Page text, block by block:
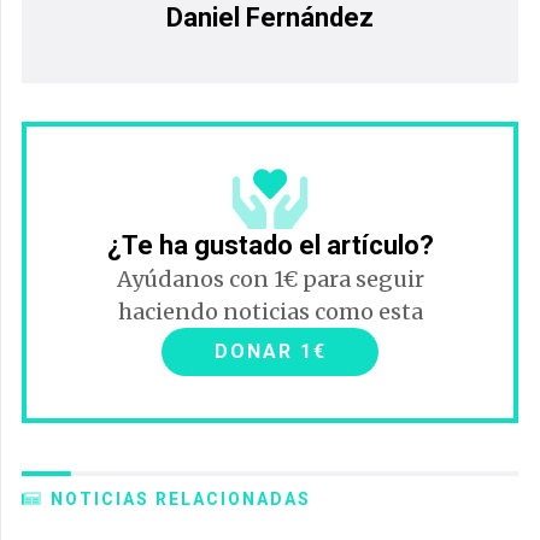
Daniel Fernández
¿Te ha gustado el artículo?
Ayúdanos con 1€ para seguir
haciendo noticias como esta
DONAR 1€
NOTICIAS RELACIONADAS